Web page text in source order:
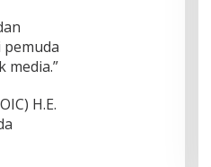
media.”
H.E.
Kepri oleh J. Devy